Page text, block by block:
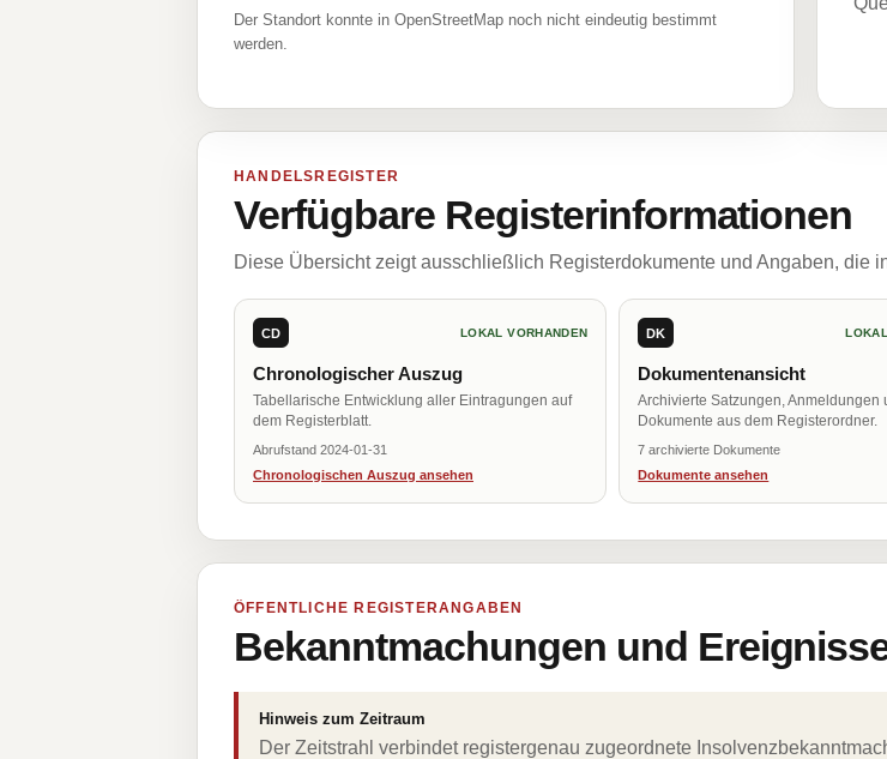
Der Standort konnte in OpenStreetMap noch nicht eindeutig bestimmt
werden.
HANDELSREGISTER
Verfügbare Registerinformationen
Diese Übersicht zeigt ausschließlich Registerdokumente und Angaben, die
CD LOKAL VORHANDEN
Chronologischer Auszug
Tabellarische Entwicklung aller Eintragungen auf
dem Registerblatt.
Abrufstand 2024-01-31
Chronologischen Auszug ansehen
DK
Dokumentenansicht
Archivierte Satzungen, Anmeldungen
Dokumente aus dem Registerordner.
7 archivierte Dokumente
Dokumente ansehen
ÖFFENTLICHE REGISTERANGABEN
Bekanntmachungen und
Hinweis zum Zeitraum
Der Zeitstrahl verbindet registergenau zugeordnete